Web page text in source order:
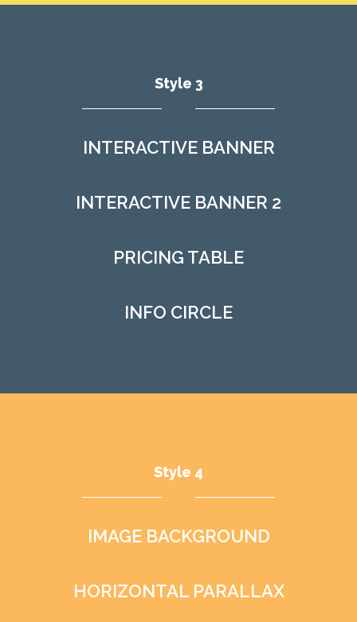
Style 3
INTERACTIVE BANNER
INTERACTIVE BANNER 2
PRICING TABLE
INFO CIRCLE
Style 4
IMAGE BACKGROUND
HORIZONTAL PARALLAX